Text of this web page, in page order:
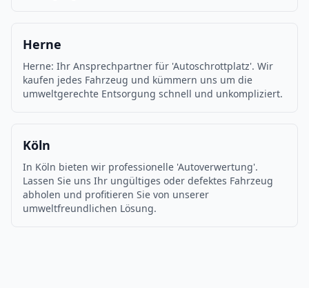
Herne
Herne: Ihr Ansprechpartner für 'Autoschrottplatz'. Wir
kaufen jedes Fahrzeug und kümmern uns um die
umweltgerechte Entsorgung schnell und unkompliziert.
Köln
In Köln bieten wir professionelle 'Autoverwertung'.
Lassen Sie uns Ihr ungültiges oder defektes Fahrzeug
abholen und profitieren Sie von unserer
umweltfreundlichen Lösung.